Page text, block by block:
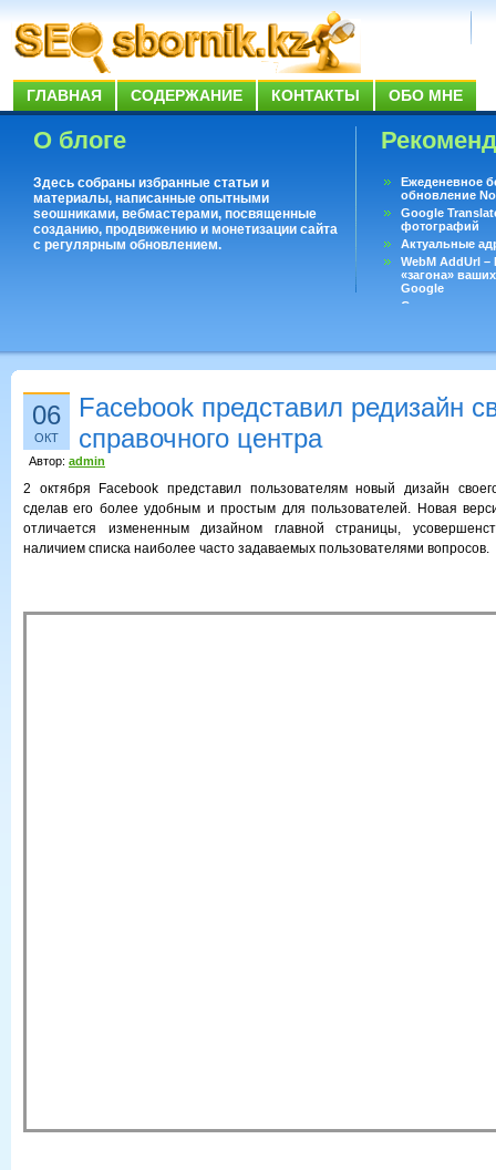
ГЛАВНАЯ СОДЕРЖАНИЕ КОНТАКТЫ ОБО МНЕ
О блоге
Здесь собраны избранные статьи и
материалы, написанные опытными
seoшниками, вебмастерами, посвященные
созданию, продвижению и монетизации сайта
с регулярным обновлением.
Ежеденевное
обновление
Google
фотографий
Актуальные
WebM AddUrl
«загона»
Google
Существует
06
ОКТ
Facebook представил редизайн
справочного центра
Автор: admin
2 октября Facebook представил пользователям новый дизайн
сделав его более удобным и простым для пользователей. Новая
отличается измененным дизайном главной страницы,
наличием списка наиболее часто задаваемых пользователями вопросов.